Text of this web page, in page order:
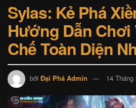
Sylas: Kẻ Phá
Hướng Dẫn Chơi
Chế Toàn Diện
bởi Đại Phá Admin 14 Tháng